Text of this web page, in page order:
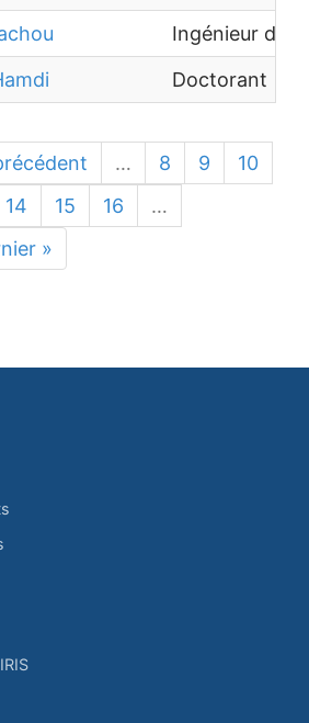
Ingénieur de
Doctorant
… 8 9
10
14 15 16
…
»